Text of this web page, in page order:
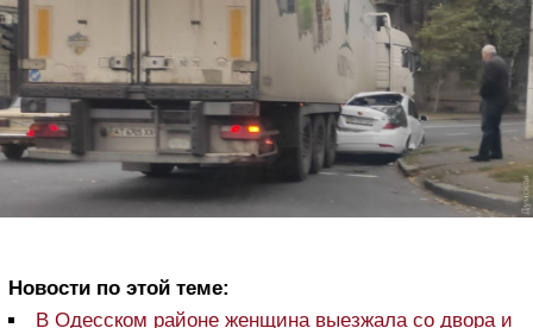
Новости по этой теме:
В Одесском районе женщина выезжала со двора и